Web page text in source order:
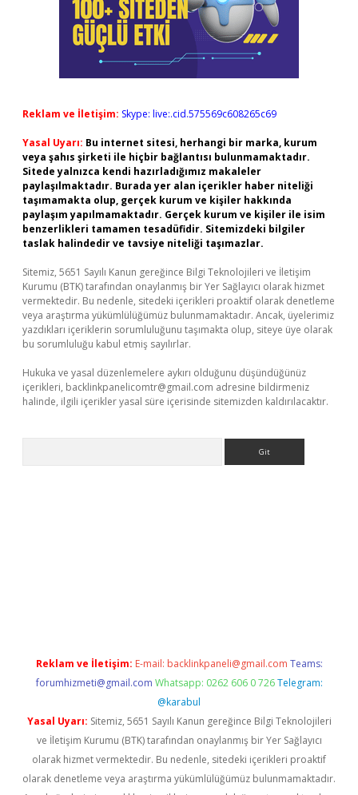
Reklam ve İletişim: Skype: live:.cid.575569c608265c69
Yasal Uyarı: Bu internet sitesi, herhangi bir marka, kurum
veya şahıs şirketi ile hiçbir bağlantısı bulunmamaktadır.
Sitede yalnızca kendi hazırladığımız makaleler
paylaşılmaktadır. Burada yer alan içerikler haber niteliği
taşımamakta olup, gerçek kurum ve kişiler hakkında
paylaşım yapılmamaktadır. Gerçek kurum ve kişiler ile isim
benzerlikleri tamamen tesadüfidir. Sitemizdeki bilgiler
taslak halindedir ve tavsiye niteliği taşımazlar.
Sitemiz, 5651 Sayılı Kanun gereğince Bilgi Teknolojileri ve İletişim
Kurumu (BTK) tarafından onaylanmış bir Yer Sağlayıcı olarak hizmet
vermektedir. Bu nedenle, sitedeki içerikleri proaktif olarak denetleme
veya araştırma yükümlülüğümüz bulunmamaktadır. Ancak, üyelerimiz
yazdıkları içeriklerin sorumluluğunu taşımakta olup, siteye üye olarak
bu sorumluluğu kabul etmiş sayılırlar.
Hukuka ve yasal düzenlemelere aykırı olduğunu düşündüğünüz
içerikleri, backlinkpanelicomtr@gmail.com adresine bildirmeniz
halinde, ilgili içerikler yasal süre içerisinde sitemizden kaldırılacaktır.
Reklam ve İletişim: E-mail: backlinkpaneli@gmail.com Teams:
forumhizmeti@gmail.com Whatsapp: 0262 606 0 726 Telegram:
@karabul
Yasal Uyarı: Sitemiz, 5651 Sayılı Kanun gereğince Bilgi Teknolojileri
ve İletişim Kurumu (BTK) tarafından onaylanmış bir Yer Sağlayıcı
olarak hizmet vermektedir. Bu nedenle, sitedeki içerikleri proaktif
olarak denetleme veya araştırma yükümlülüğümüz bulunmamaktadır.